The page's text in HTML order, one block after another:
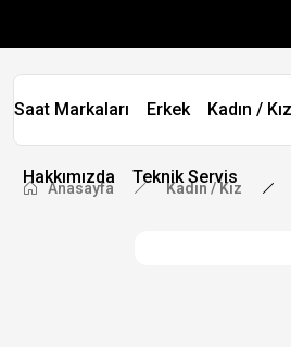
Saat Markaları Erkek Kadın / Kız
Hakkımızda Teknik Servis
Anasayfa Kadın / Kız